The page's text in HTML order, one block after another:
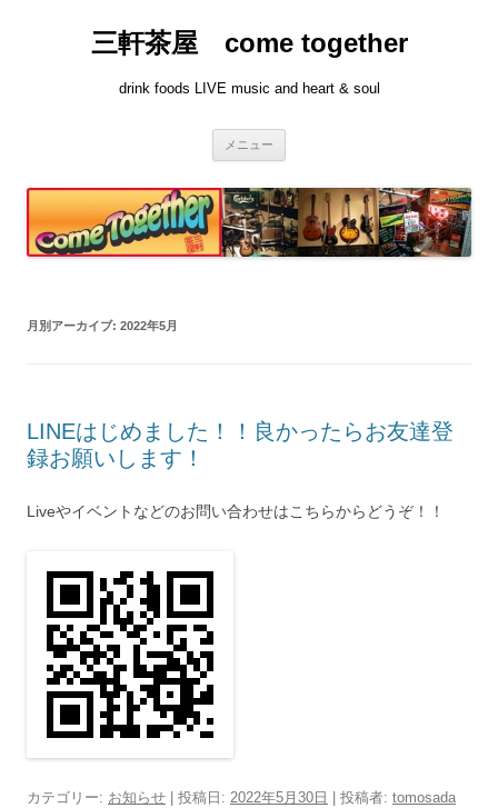
三軒茶屋 come together
drink foods LIVE music and heart & soul
メニュー
月別アーカイブ: 2022年5月
LINEはじめました！！良かったらお友達登
録お願いします！
Liveやイベントなどのお問い合わせはこちらからどうぞ！！
カテゴリー: お知らせ | 投稿日: 2022年5月30日 投稿者: tomosada